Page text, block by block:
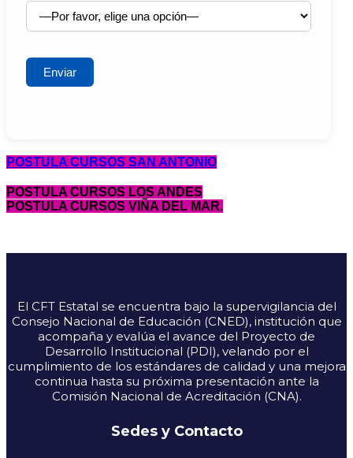
POSTULA CURSOS SAN ANTONIO
POSTULA CURSOS LOS ANDES
POSTULA CURSOS VIÑA DEL MAR.
El CFT Estatal se encuentra bajo la supervigilancia del
Consejo Nacional de Educación (CNED), institución que
acompaña y evalúa el avance del Proyecto de
Desarrollo Institucional (PDI), velando por el
cumplimiento de los estándares de calidad y una mejora
continua hasta su próxima presentación ante la
Comisión Nacional de Acreditación (CNA).
Sedes y Contacto